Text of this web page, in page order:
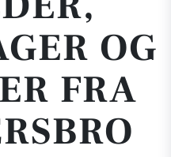
OG
FRA